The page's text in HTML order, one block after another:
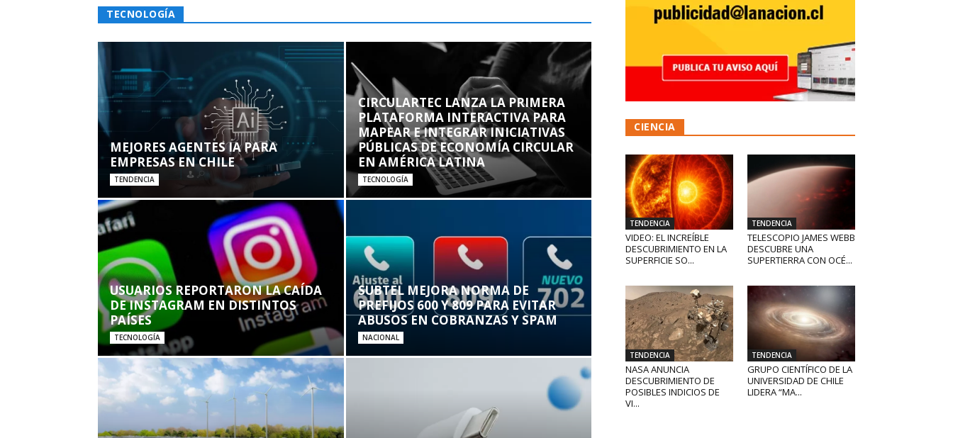
TECNOLOGÍA
MEJORES AGENTES IA PARA
EMPRESAS EN CHILE
TENDENCIA
CIRCULARTEC LANZA LA PRIMERA
PLATAFORMA INTERACTIVA PARA
MAPEAR E INTEGRAR INICIATIVAS
PÚBLICAS DE ECONOMÍA CIRCULAR
EN AMÉRICA LATINA
TECNOLOGÍA
USUARIOS REPORTARON LA CAÍDA
DE INSTAGRAM EN DISTINTOS
PAÍSES
TECNOLOGÍA
SUBTEL MEJORA NORMA DE
PREFIJOS 600 Y 809 PARA EVITAR
ABUSOS EN COBRANZAS Y SPAM
NACIONAL
CIENCIA
TENDENCIA
VIDEO: EL INCREÍBLE
DESCUBRIMIENTO EN LA
SUPERFICIE SO...
TENDENCIA
TELESCOPIO JAMES WEBB
DESCUBRE UNA
SUPERTIERRA CON OCÉ...
TENDENCIA
NASA ANUNCIA
DESCUBRIMIENTO DE
POSIBLES INDICIOS DE
VI...
TENDENCIA
GRUPO CIENTÍFICO DE LA
UNIVERSIDAD DE CHILE
LIDERA “MA...